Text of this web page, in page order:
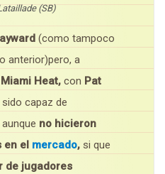
(SB)
(como tampoco
anterior)pero, a
Miami Heat, con Pat
capaz de
no hicieron
el mercado, si que
de jugadores